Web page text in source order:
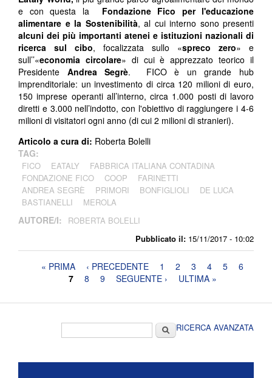
Pubblicato il: 15/11/2017 - 10:02
e con questa la Fondazione Fico per l'educazione
alimentare e la Sostenibilità, al cui interno sono presenti
alcuni dei più importanti atenei e istituzioni nazionali di
ricerca sul cibo, focalizzata sullo «spreco zero» e
sull’’«economia circolare» di cui è apprezzato teorico il
Presidente Andrea Segrè. FICO è un grande hub
imprenditoriale: un investimento di circa 120 milioni di euro,
150 imprese operanti all’interno, circa 1.000 posti di lavoro
diretti e 3.000 nell’indotto, con l'obiettivo di raggiungere i 4-6
milioni di visitatori ogni anno (di cui 2 milioni di stranieri).
Articolo a cura di: Roberta Bolelli
TAG:
FICO EATALY
FABBRICA ITALIANA CONTADINA
FONDAZIONE FICO
COOP
FARINETTI
ANDREA SEGRÈ
PRIMORI BONFIGLIOLI
DE LUCA
BASTIANELLI
MEROLA
AUTORE/I: ROBERTA BOLELLI
Pagine« PRIMA ‹ PRECEDENTE 1 2 3 4 5
6
7
8 9 SEGUENTE › ULTIMA »
CercaRICERCA AVANZATA